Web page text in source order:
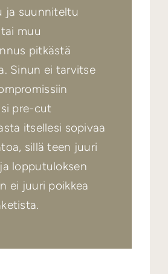
ja suunniteltu
muu
pitkästä
Sinun ei tarvitse
pre-cut
itsellesi sopivaa
sillä teen juuri
lopputuloksen
ei juuri poikkea